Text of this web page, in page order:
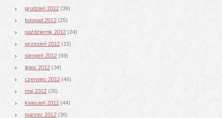
grudzień 2012 (39)
listopad 2012 (25)
październik 2012 (24)
wrzesień 2012 (15)
sierpień 2012 (69)
lipiec 2012 (34)
czerwiec 2012 (46)
maj 2012 (26)
kwiecień 2012 (44)
marzec 2012 (36)